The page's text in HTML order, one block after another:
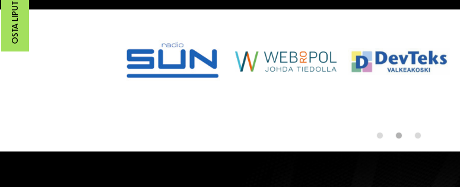
SPONSORIT
OSTA LIPUT